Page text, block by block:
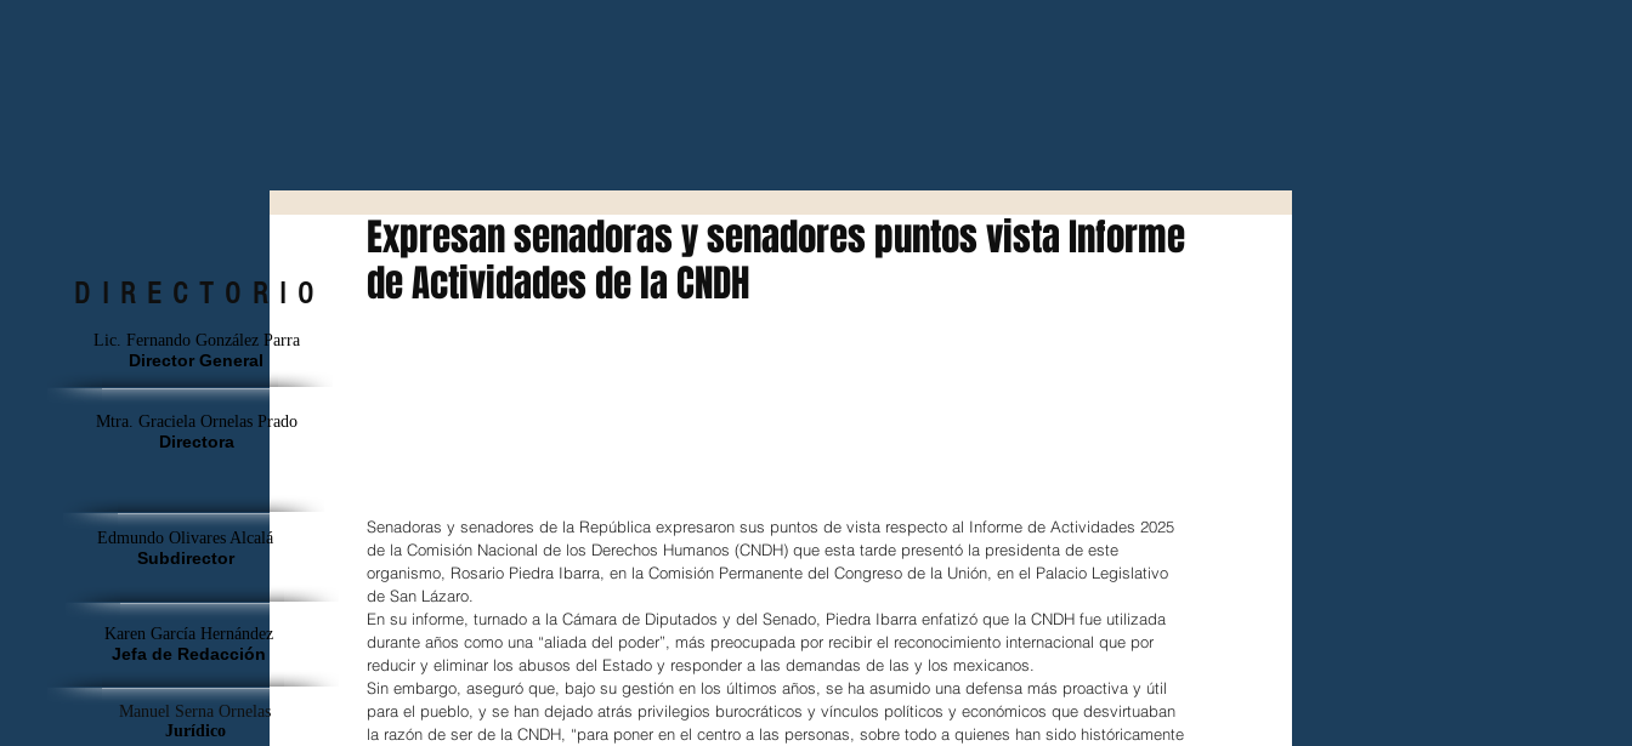
Expresan senadoras y senadores puntos vista Informe
de Actividades de la CNDH
Senadoras y senadores de la República expresaron sus puntos de vista respecto al Informe de Actividades 2025
de la Comisión Nacional de los Derechos Humanos (CNDH) que esta tarde presentó la presidenta de este
organismo, Rosario Piedra Ibarra, en la Comisión Permanente del Congreso de la Unión, en el Palacio Legislativo
de San Lázaro.
En su informe, turnado a la Cámara de Diputados y del Senado, Piedra Ibarra enfatizó que la CNDH fue utilizada
durante años como una “aliada del poder”, más preocupada por recibir el reconocimiento internacional que por
reducir y eliminar los abusos del Estado y responder a las demandas de las y los mexicanos.
Sin embargo, aseguró que, bajo su gestión en los últimos años, se ha asumido una defensa más proactiva y útil
para el pueblo, y se han dejado atrás privilegios burocráticos y vínculos políticos y económicos que desvirtuaban
la razón de ser de la CNDH, “para poner en el centro a las personas, sobre todo a quienes han sido históricamente
DIRECTORIO
Lic. Fernando González Parra
Director General
Mtra. Graciela Ornelas Prado
Directora
Edmundo Olivares Alcalá
Subdirector
Karen García Hernández
Jefa de Redacción
Manuel Serna Ornelas
Jurídico